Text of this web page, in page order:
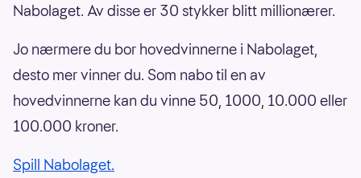
Nabolaget. Av disse er 30 stykker blitt millionærer.
Jo nærmere du bor hovedvinnerne i Nabolaget,
desto mer vinner du. Som nabo til en av
hovedvinnerne kan du vinne 50, 1000, 10.000 eller
100.000 kroner.
Spill Nabolaget.